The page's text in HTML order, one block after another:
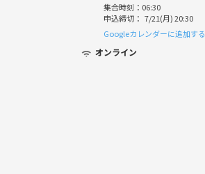
集合時刻：06:30
申込締切： 7/21(月) 20:30
Googleカレンダーに追加する
オンライン